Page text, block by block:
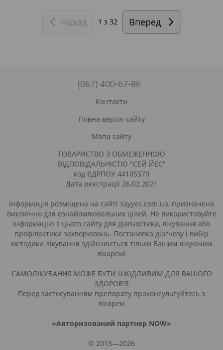
Назад 1 з 32 Вперед
(067) 400-67-86
Контакти
Повна версія сайту
Мапа сайту
ТОВАРИСТВО З ОБМЕЖЕННОЮ
ВІДПОВІДАЛЬНІСТЮ "СЕЙ ЙЕС"
код ЄДРПОУ 44105570
Дата реєстрації 26.02.2021
Інформація розміщена на сайті sayyes.com.ua, призначена
виключно для ознайомлювальних цілей. Не використовуйте
інформацію з цього сайту для діагностики, лікування або
профілактики захворювань. Постановка діагнозу і вибір
методики лікування здійснюється тільки Вашим лікуючим
лікарем!
САМОЛІКУВАННЯ МОЖЕ БУТИ ШКІДЛИВИМ ДЛЯ ВАШОГО
ЗДОРОВ'Я
Перед застосуванням препарату проконсультуйтесь з
лікарем
«Авторизований партнер NOW»
© 2013—2026